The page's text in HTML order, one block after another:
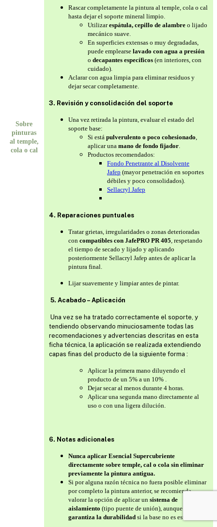
Sobre
pinturas
al temple,
cola o cal
Rascar completamente la pintura al temple, cola o cal
hasta dejar el soporte mineral limpio.
Utilizarespátula, cepillo de alambre o lijado
mecánico suave.
En superficies extensas o muy degradadas,
puede emplearse lavado con agua a presión
o decapantes específicos (en interiores, con
cuidado).
Aclarar con agua limpia para eliminar residuos y
dejar secar completamente.
3. Revisión y consolidación del soporte
Una vez retirada la pintura, evaluar el estado del
soporte base:
Si está pulverulento o poco cohesionado
aplicar una mano de fondo fijador
Productos recomendados:
Fondo Penetrante al Disolvente
Jafep (mayor penetración en soportes
débiles y poco consolidados).
Sellacryl Jafep
4. Reparaciones puntuales
Tratar grietas, irregularidades o zonas deterioradas
con compatibles con JafePRO PR 405 , respetando
el tiempo de secado y lijado y aplicando
posteriormente Sellacryl Jafep antes de aplicar la
pintura final.
Lijar suavemente y limpiar antes de pintar.
5. Acabado – Aplicación
Una vez se ha tratado correctamente el soporte, y
tendiendo observando minuciosamente todas las
recomendaciones y advertencias descritas en esta
ficha técnica, la aplicación se realizada extendiendo
capas finas del producto de la siguiente forma :
Aplicar la primera mano diluyendo el
producto de un 5% a un 10% .
Dejar secar al menos durante 4 horas.
Aplicar una segunda mano directamente al
uso o con una ligera dilución.
6. Notas adicionales
Nunca aplicar Esencial Supercubriente
directamente sobre temple, cal o cola sin eliminar
previamente la pintura antigua.
Si por alguna razón técnica no fuera posible eliminar
por completo la pintura anterior, se recomienda
valorar la opción de aplicar un sistema de
aislamiento (tipo puente de unión), aunque
garantiza la durabilidad si la base no es estable.